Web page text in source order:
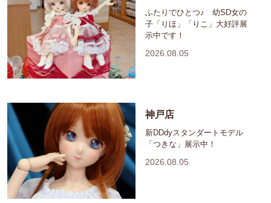
ふたりでひとつ♪ 幼SD女の
子「りほ」「りこ」大好評展
示中です！
2026.08.05
神戸店
新DDdyスタンダートモデル
「つきな」展示中！
2026.08.05